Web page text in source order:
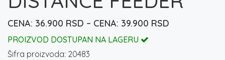
36.900 RSD – 39.900 RSD
PROIZVOD DOSTUPAN NA LAGERU
Šifra proizvoda: 20483